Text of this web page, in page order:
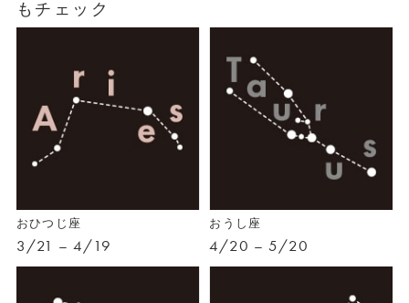
もチェック
おひつじ座
3/21 – 4/19
おうし座
4/20 – 5/20